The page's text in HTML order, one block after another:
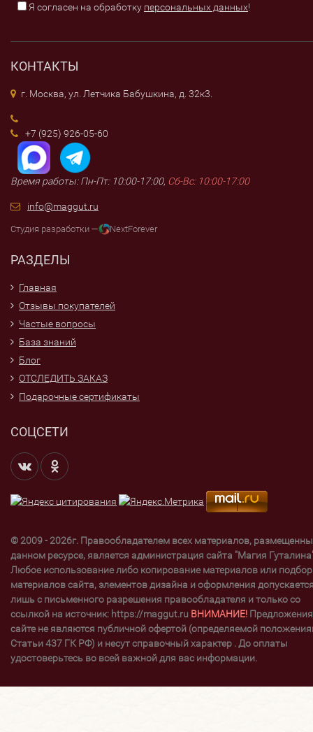
Я согласен на обработку персональных данных!
КОНТАКТЫ
г. Москва, ул. Летчика Бабушкина, д. 32к3.
+7 (925) 926-05-60
Время работы: Пн-Пт: 10:00-17:00, Сб-Вс: 10:00-17:00
info@maggut.ru
Студия разработки — NextForever
РАЗДЕЛЫ
Главная
Отзывы покупателей
Частые вопросы
База знаний
Блог
ОТСЛЕДИТЬ ЗАКАЗ
Подарочные сертификаты
СОЦСЕТИ
© 2009 - 2026г. Правообладателем всех материалов,
данном ресурсе, является администрация сайта "Магия
Любое использование либо копирование материалов или
материалов сайта, элементов дизайна и оформления
лишь с письменного разрешения правообладателя и только со
ссылкой на источник: https://maggut.ru ВНИМАНИЕ!
сайте не являются публичной офертой (определяемой
Статьи 437 ГК РФ) и несут справочный характер . До оплаты
удостоверьтесь во всей важной для вас информации.